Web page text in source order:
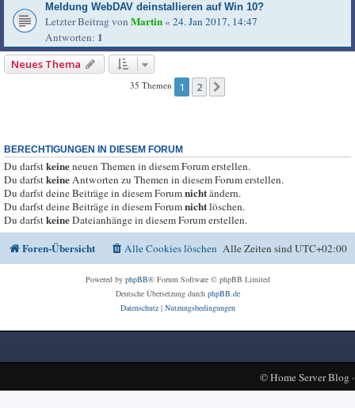
Meldung WebDAV deinstallieren auf Win 10?
Letzter Beitrag von Martin « 24. Jan 2017, 14:47
Antworten: 1
Neues Thema
35 Themen 1 2
BERECHTIGUNGEN IN DIESEM FORUM
Du darfstkeineneuen Themen in diesem Forum erstellen.
Du darfstkeineAntworten zu Themen in diesem Forum erstellen.
Du darfst deine Beiträge in diesem Forumnichtändern.
Du darfst deine Beiträge in diesem Forumnichtlöschen.
Du darfstkeineDateianhänge in diesem Forum erstellen.
Foren-Übersicht Alle Zeiten sindUTC+02:00
Alle Cookies löschen
Powered by phpBB® Forum Software © phpBB Limited
Deutsche Übersetzung durch phpBB.de
Datenschutz| Nutzungsbedingungen
©Home Server Blog